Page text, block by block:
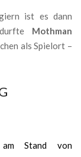
ist es dann
Mothman
als Spielort –